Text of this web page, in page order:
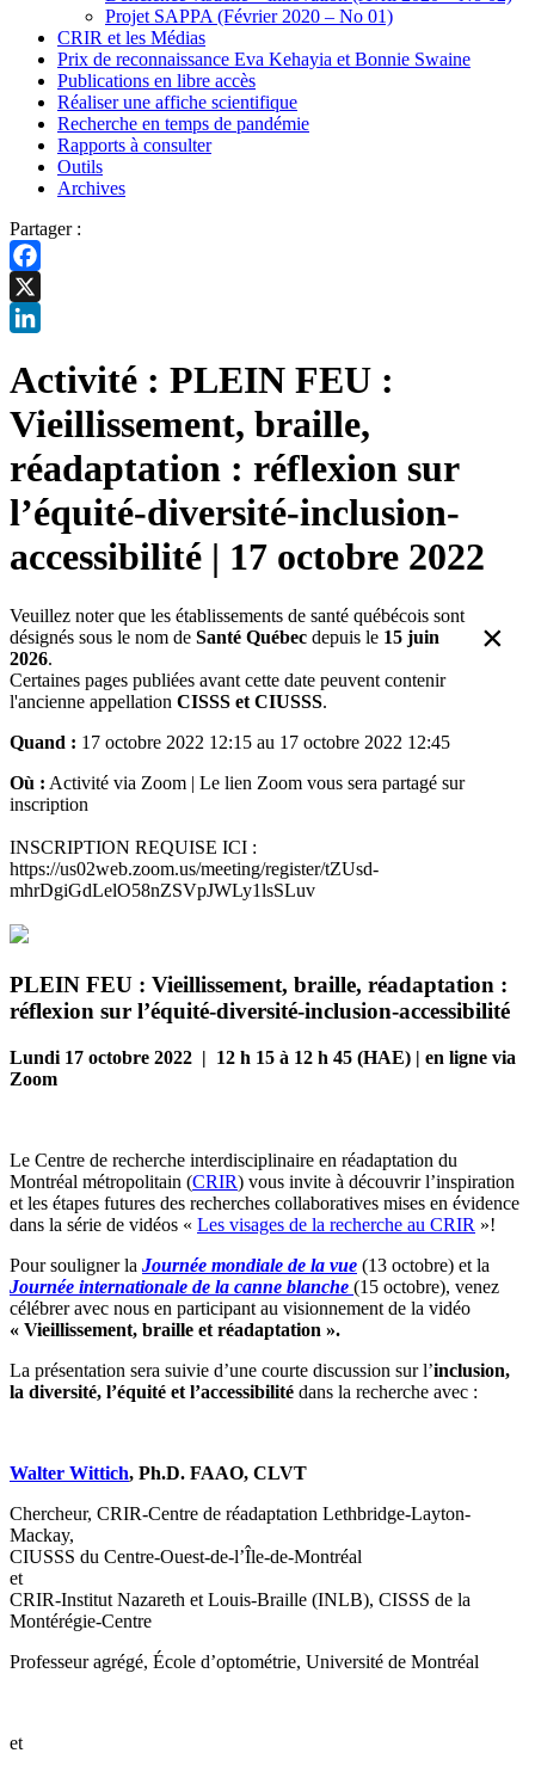
Projet SAPPA (Février 2020 – No 01)
CRIR et les Médias
Prix de reconnaissance Eva Kehayia et Bonnie Swaine
Publications en libre accès
Réaliser une affiche scientifique
Recherche en temps de pandémie
Rapports à consulter
Outils
Archives
Partager :
Facebook
X
Activité : PLEIN FEU :
Vieillissement, braille,
réadaptation : réflexion sur
l’équité-diversité-inclusion-
accessibilité | 17 octobre 2022
Veuillez noter que les établissements de santé québécois sont
désignés sous le nom de Santé Québec depuis le 15 juin
2026.
Certaines pages publiées avant cette date peuvent contenir
l'ancienne appellation CISSS et CIUSSS.
×
Quand : 17 octobre 2022 12:15 au 17 octobre 2022 12:45
Où : Activité via Zoom | Le lien Zoom vous sera partagé sur
inscription
INSCRIPTION REQUISE ICI :
https://us02web.zoom.us/meeting/register/tZUsd-
mhrDgiGdLelO58nZSVpJWLy1lsSLuv
PLEIN FEU : Vieillissement, braille, réadaptation :
réflexion sur l’équité-diversité-inclusion-accessibilité
Lundi 17 octobre 2022 | 12 h 15 à 12 h 45 (HAE) | en ligne via
Zoom
Le Centre de recherche interdisciplinaire en réadaptation du
Montréal métropolitain (CRIR) vous invite à découvrir l’inspiration
et les étapes futures des recherches collaboratives mises en évidence
dans la série de vidéos « Les visages de la recherche au CRIR »!
Pour souligner la Journée mondiale de la vue (13 octobre) et la
Journée internationale de la canne blanche (15 octobre), venez
célébrer avec nous en participant au visionnement de la vidéo
« Vieillissement, braille et réadaptation ».
La présentation sera suivie d’une courte discussion sur l’inclusion,
la diversité, l’équité et l’accessibilité dans la recherche avec :
Walter Wittich, Ph.D. FAAO, CLVT
Chercheur, CRIR-Centre de réadaptation Lethbridge-Layton-
Mackay,
CIUSSS du Centre-Ouest-de-l’Île-de-Montréal
et
CRIR-Institut Nazareth et Louis-Braille (INLB), CISSS de la
Montérégie-Centre
Professeur agrégé, École d’optométrie, Université de Montréal
et